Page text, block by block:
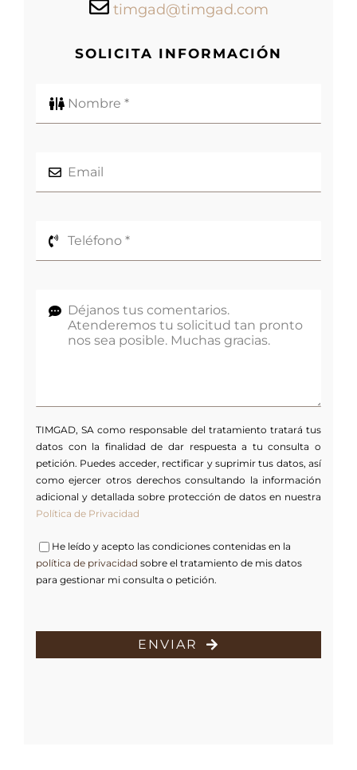
timgad@timgad.com
SOLICITA INFORMACIÓN
TIMGAD, SA como responsable del tratamiento tratará tus
datos con la finalidad de dar respuesta a tu consulta o
petición. Puedes acceder, rectificar y suprimir tus datos, así
como ejercer otros derechos consultando la información
adicional y detallada sobre protección de datos en nuestra
Política de Privacidad
He leído y acepto las condiciones contenidas en la
política de privacidad sobre el tratamiento de mis datos
para gestionar mi consulta o petición.
ENVIAR